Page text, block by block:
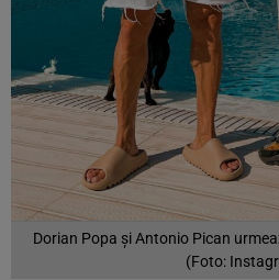
Dorian Popa și Antonio Pican
(Foto: